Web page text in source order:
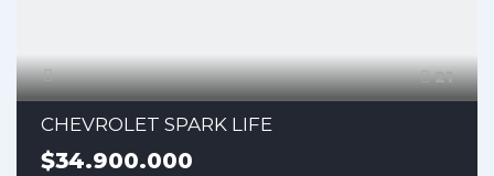
21
CHEVROLET SPARK LIFE
$34.900.000